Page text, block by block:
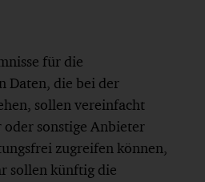
für die
Daten, die bei der
sollen vereinfacht
oder sonstige Anbieter
zugreifen können,
sollen künftig die